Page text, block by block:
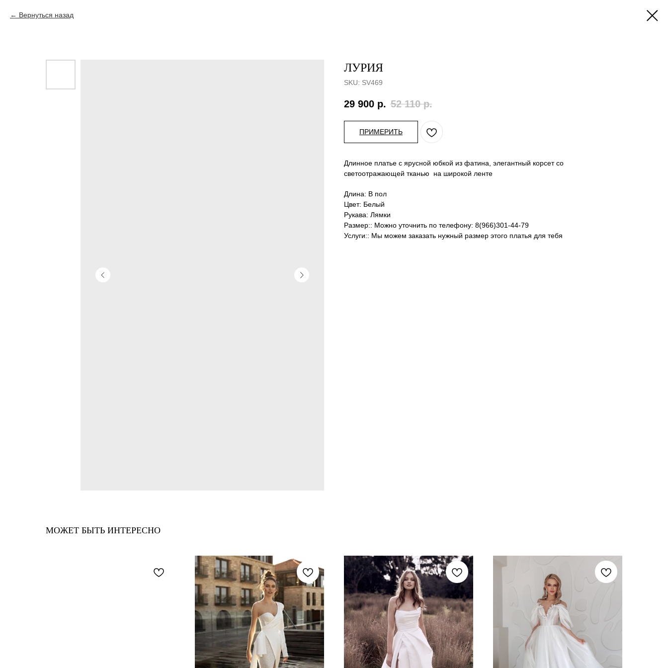
Вернуться назад
ЛУРИЯ
SKU: SV469
29 900 р. 52 110 р.
ПРИМЕРИТЬ
Длинное платье с ярусной юбкой из фатина, элегантный корсет со
светоотражающей тканью на широкой ленте
Длина: В пол
Цвет: Белый
Рукава: Лямки
Размер:: Можно уточнить по телефону: 8(966)301-44-79
Услуги:: Мы можем заказать нужный размер этого платья для тебя
МОЖЕТ БЫТЬ ИНТЕРЕСНО